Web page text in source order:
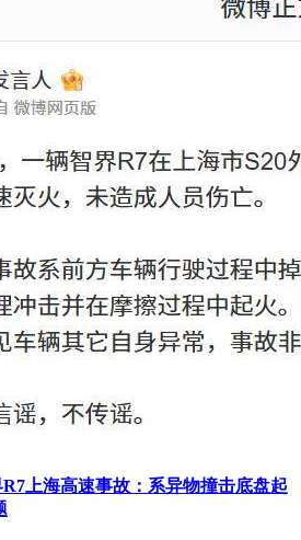
上海高速事故：系异物撞击底盘起